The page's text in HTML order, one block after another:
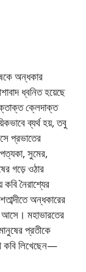
অন্ধকার
ধ্বনিত হয়েছে
ক্লেদাক্ত
ব্যর্থ হয়, তবু
প্রভাতের
সুমের,
গড়ে ওঠার
নৈরাশ্যের
অন্ধকারের
আসে। মহাভারতের
প্রতীকে
কবি লিখেছেন—